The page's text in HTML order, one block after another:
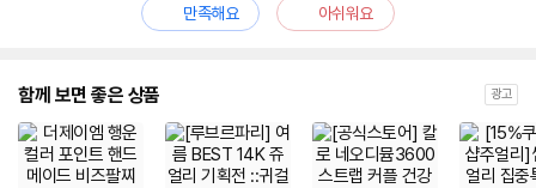
만족해요
아쉬워요
함께 보면 좋은 상품 광고